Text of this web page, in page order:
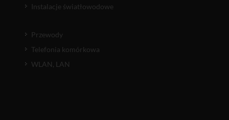
Instalacje światłowodowe
Przewody
Telefonia komórkowa
WLAN, LAN